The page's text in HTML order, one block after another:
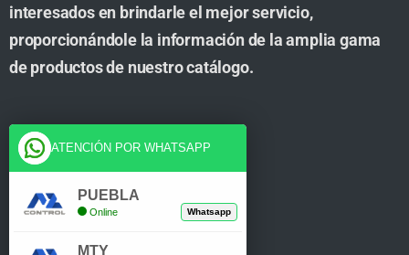
interesados en brindarle el mejor servicio,
proporcionándole la información de la amplia gama
de productos de nuestro catálogo.
Cuenta
Tienda
ATENCIÓN POR WHATSAPP
PUEBLA
Online Whatsapp
MTY